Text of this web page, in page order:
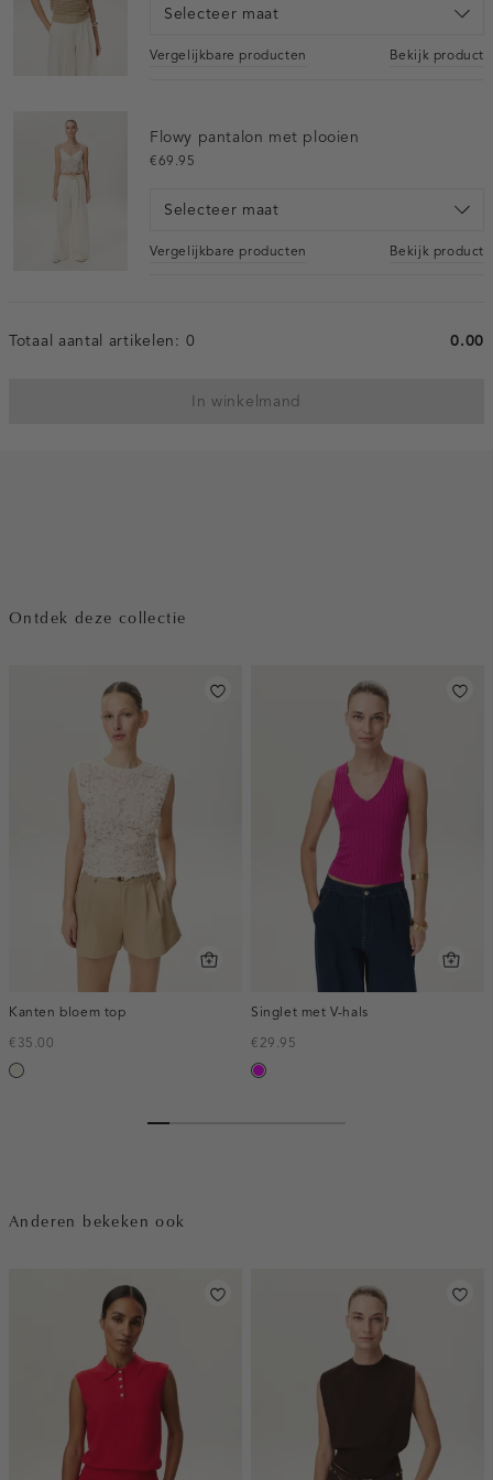
Selecteer maat
Vergelijkbare producten Bekijk product
Flowy pantalon met plooien
€69.95
Selecteer maat
Vergelijkbare producten Bekijk product
Totaal aantal artikelen: 0 0.00
In winkelmand
Ontdek deze collectie
Kanten bloem top
€35.00
ecru
Singlet met V-hals
€29.95
fuchsia
Anderen bekeken ook